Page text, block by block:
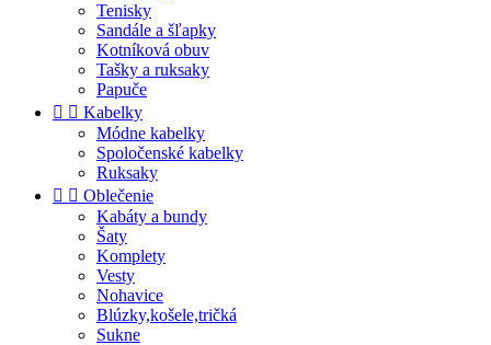
Tenisky
Sandále a šľapky
Kotníková obuv
Tašky a ruksaky
Papuče
  Kabelky
Módne kabelky
Spoločenské kabelky
Ruksaky
  Oblečenie
Kabáty a bundy
Šaty
Komplety
Vesty
Nohavice
Blúzky,košele,tričká
Sukne